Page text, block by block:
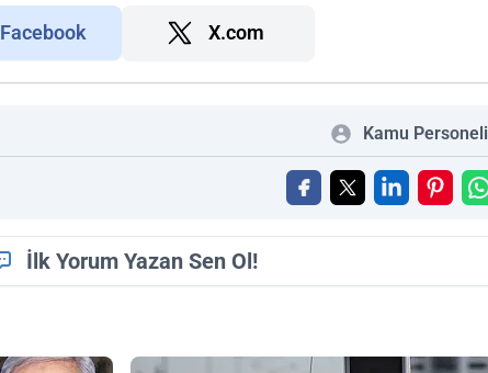
Facebook X.com
Kamu Personeli
İlk Yorum Yazan Sen Ol!